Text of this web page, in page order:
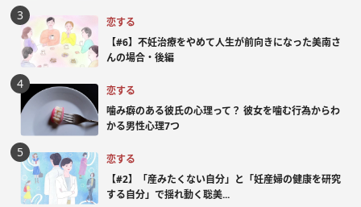
恋する
【#6】不妊治療をやめて人生が前向きになった美南さ
んの場合・後編
恋する
噛み癖のある彼氏の心理って？ 彼女を噛む行為からわ
かる男性心理7つ
恋する
【#2】「産みたくない自分」と「妊産婦の健康を研究
する自分」で揺れ動く聡美...